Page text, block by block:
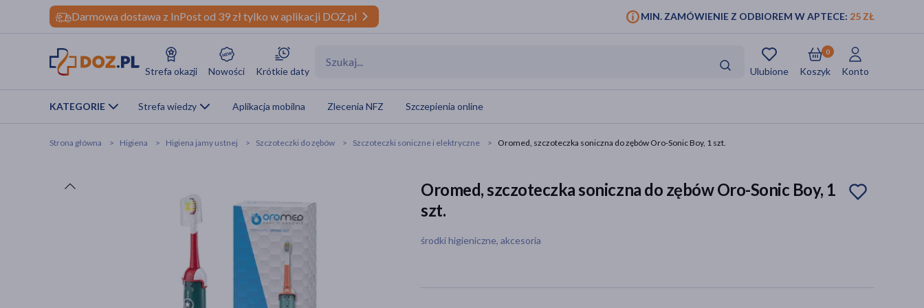
Darmowa dostawa z InPost od 39 zł tylko w aplikacji DOZ.pl MIN. ZAMÓWIENIE Z ODBIOREM W APTECE: 25 ZŁ
Strefa okazji Nowości Krótkie daty Ulubione Koszyk
0
Konto
KATEGORIE Strefa wiedzy Aplikacja mobilna Zlecenia NFZ Szczepienia online
Strona główna Higiena Higiena jamy ustnej Szczoteczki do zębów Szczoteczki soniczne i elektryczne Oromed, szczoteczka soniczna do zębów Oro-Sonic Boy, 1 szt.
Oromed, szczoteczka soniczna do zębów Oro-Sonic Boy, 1
szt.
środki higieniczne, akcesoria